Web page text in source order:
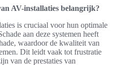
AV-installaties belangrijk?
is cruciaal voor hun optimale
aan deze systemen heeft
waardoor de kwaliteit van
Dit leidt vaak tot frustratie
van de prestaties van